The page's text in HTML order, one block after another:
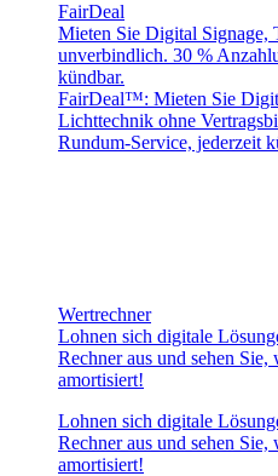
FairDeal
Mieten Sie Digital Signage,
unverbindlich. 30 %
kündbar.
FairDeal™: Mieten Sie
Lichttechnik ohne
Rundum-Service, jederzeit
Wertrechner
Lohnen sich digitale
Rechner aus und sehen
amortisiert!
Lohnen sich digitale
Rechner aus und sehen
amortisiert!